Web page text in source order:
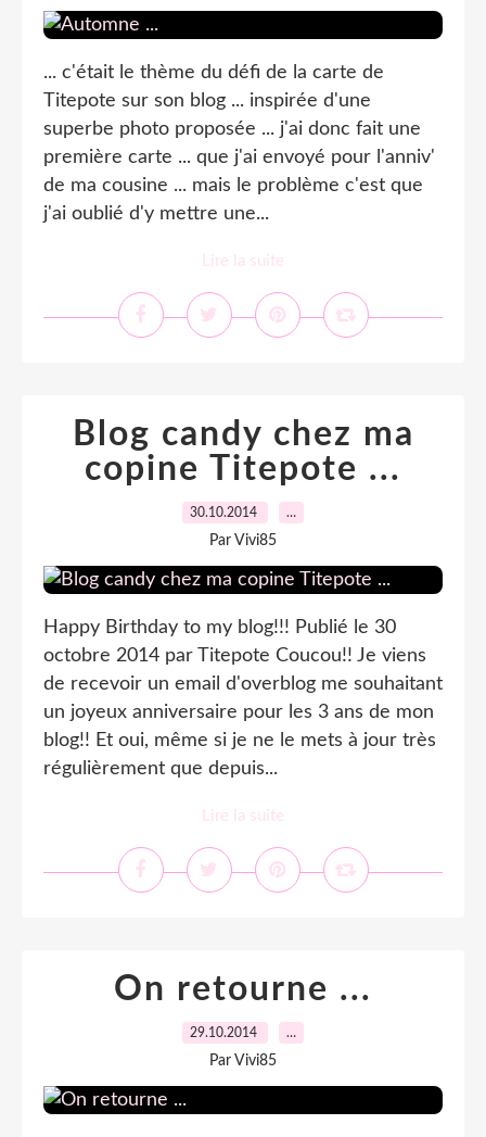
... c'était le thème du défi de la carte de
Titepote sur son blog ... inspirée d'une
superbe photo proposée ... j'ai donc fait une
première carte ... que j'ai envoyé pour l'anniv'
de ma cousine ... mais le problème c'est que
j'ai oublié d'y mettre une...
Lire la suite
Blog candy chez ma
copine Titepote ...
30.10.2014 …
Par Vivi85
Happy Birthday to my blog!!! Publié le 30
octobre 2014 par Titepote Coucou!! Je viens
de recevoir un email d'overblog me souhaitant
un joyeux anniversaire pour les 3 ans de mon
blog!! Et oui, même si je ne le mets à jour très
régulièrement que depuis...
Lire la suite
On retourne ...
29.10.2014 …
Par Vivi85